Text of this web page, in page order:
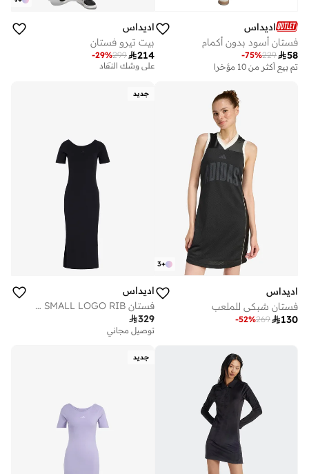
اديداس
فستان أسود بدون أكمام
58
229
-75%
تم بيع أكثر من 10 مؤخرا
اديداس
بيت تيرو فستان
214
299
-29%
توصيل مجاني
على وشك النفاد
+
3
اديداس
فستان شبكي للملعب
130
269
-52%
جديد
اديداس
فستان ADIDAS KIT SMALL LOGO RIB
329
توصيل مجاني
جديد